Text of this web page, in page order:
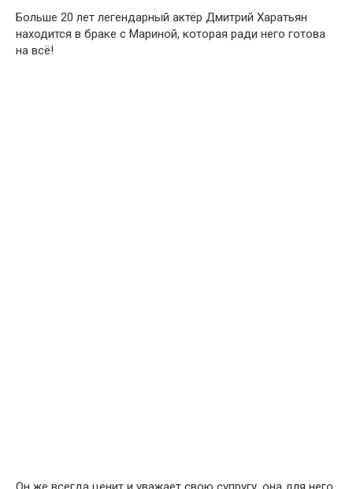
Больше 20 лет легендарный актёр Дмитрий Харатьян
находится в браке с Мариной, которая ради него готова
на всё!